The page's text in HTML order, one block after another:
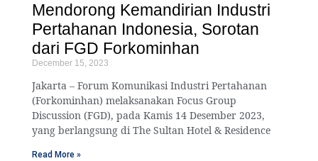
Mendorong Kemandirian Industri
Pertahanan Indonesia, Sorotan
dari FGD Forkominhan
December 15, 2023
Jakarta – Forum Komunikasi Industri Pertahanan
(Forkominhan) melaksanakan Focus Group
Discussion (FGD), pada Kamis 14 Desember 2023,
yang berlangsung di The Sultan Hotel & Residence
Read More »